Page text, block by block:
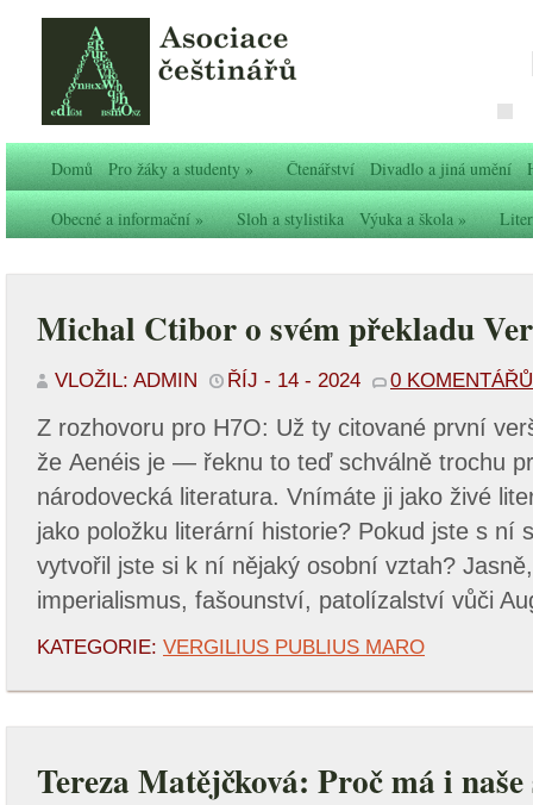
Domů Pro žáky a studenty» Čtenářství Divadlo a jiná umění
Obecné a informační» Sloh a stylistika Výuka a škola»
Michal Ctibor o svém překladu
VLOŽIL: ADMIN ŘÍJ - 14 - 2024 0 KOMENTÁŘŮ
Z rozhovoru pro H7O: Už ty citované první
že Aenéis je — řeknu to teď schválně trochu
národovecká literatura. Vnímáte ji jako živé
jako položku literární historie? Pokud jste s ní
vytvořil jste si k ní nějaký osobní vztah?
imperialismus, fašounství, patolízalství vůči
KATEGORIE: VERGILIUS PUBLIUS MARO
Tereza Matějčková: Proč má i